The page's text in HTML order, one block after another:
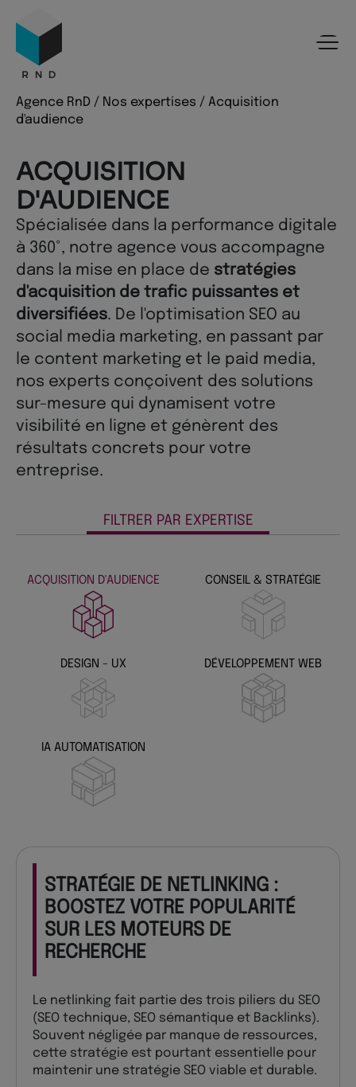
Recherche
Pied de page
Agence RnD / Nos expertises / Acquisition
d'audience
ACQUISITION
D'AUDIENCE
Spécialisée dans la performance digitale
à 360°, notre agence vous accompagne
dans la mise en place de stratégies
d'acquisition de trafic puissantes et
diversifiées. De l'optimisation SEO au
social media marketing, en passant par
le content marketing et le paid media,
nos experts conçoivent des solutions
sur-mesure qui dynamisent votre
visibilité en ligne et génèrent des
résultats concrets pour votre
entreprise.
FILTRER PAR EXPERTISE
ACQUISITION D'AUDIENCE CONSEIL & STRATÉGIE
DESIGN - UX DÉVELOPPEMENT WEB
IA AUTOMATISATION
STRATÉGIE DE NETLINKING :
BOOSTEZ VOTRE POPULARITÉ
SUR LES MOTEURS DE
RECHERCHE
Le netlinking fait partie des trois piliers du SEO
(SEO technique, SEO sémantique et Backlinks).
Souvent négligée par manque de ressources,
cette stratégie est pourtant essentielle pour
maintenir une stratégie SEO viable et durable.